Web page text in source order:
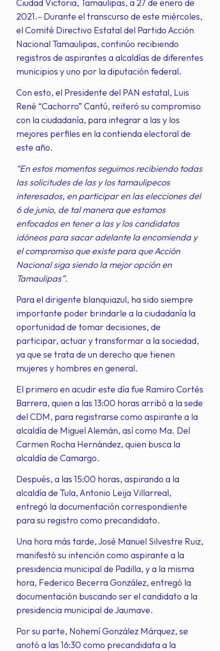
Ciudad Victoria, Tamaulipas, a 27 de enero de
2021.- Durante el transcurso de este miércoles,
el Comité Directivo Estatal del Partido Acción
Nacional Tamaulipas, continúo recibiendo
registros de aspirantes a alcaldías de diferentes
municipios y uno por la diputación federal.
Con esto, el Presidente del PAN estatal, Luis
René “Cachorro” Cantú, reiteró su compromiso
con la ciudadanía, para integrar a las y los
mejores perfiles en la contienda electoral de
este año.
“En estos momentos seguimos recibiendo todas
las solicitudes de las y los tamaulipecos
interesados, en participar en las elecciones del
6 de junio, de tal manera que estamos
enfocados en tener a las y los candidatos
idóneos para sacar adelante la encomienda y
el compromiso que existe para que Acción
Nacional siga siendo la mejor opción en
Tamaulipas”.
Para el dirigente blanquiazul, ha sido siempre
importante poder brindarle a la ciudadanía la
oportunidad de tomar decisiones, de
participar, actuar y transformar a la sociedad,
ya que se trata de un derecho que tienen
mujeres y hombres en general.
El primero en acudir este día fue Ramiro Cortés
Barrera, quien a las 13:00 horas arribó a la sede
del CDM, para registrarse como aspirante a la
alcaldía de Miguel Alemán, así como Ma. Del
Carmen Rocha Hernández, quien busca la
alcaldía de Camargo.
Después, a las 15:00 horas, aspirando a la
alcaldía de Tula, Antonio Leija Villarreal,
entregó la documentación correspondiente
para su registro como precandidato.
Una hora más tarde, José Manuel Silvestre Ruiz,
manifestó su intención como aspirante a la
presidencia municipal de Padilla, y a la misma
hora, Federico Becerra González, entregó la
documentación buscando ser el candidato a la
presidencia municipal de Jaumave.
Por su parte, Nohemí González Márquez, se
anotó a las 16:30 como precandidata a la